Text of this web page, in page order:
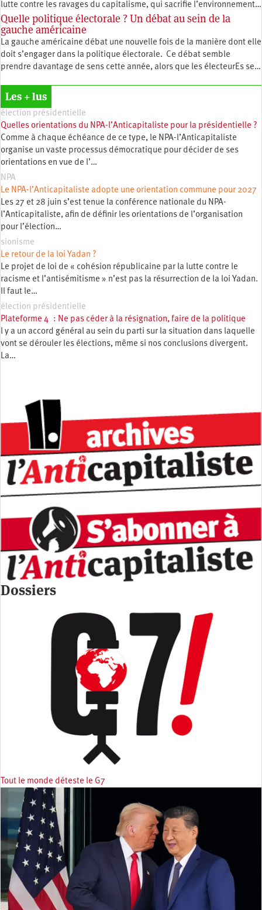
lutte contre les ravages du capitalisme, qui sacrifie l’environnement…
Quelle politique électorale ? Un débat au sein de la
gauche américaine
La gauche américaine débat une nouvelle fois de la manière dont elle
doit s’engager dans la politique électorale. Ce débat semble
prendre davantage de sens cette année, alors que les électeurEs se…
Les + lus
élection présidentielle
Quelles orientations du NPA-l’Anticapitaliste pour la présidentielle ?
Comme à chaque échéance de ce type, le NPA-l’Anticapitaliste
organise un vaste processus démocratique pour décider de ses
orientations en vue de l’…
NPA
Le NPA-l’Anticapitaliste adopte une orientation commune pour 2027
Les 27 et 28 juin s’est tenue la conférence nationale du NPA-
l’Anticapitaliste, afin de définir les orientations de l’organisation
pour l’élection…
sionisme
Le retour de la loi Yadan ?
Le projet de loi de « cohésion républicaine par la lutte contre le
racisme et l’antisémitisme » n’est pas la résurrection de la loi Yadan.
Il faut le…
élection présidentielle
Plateforme 4 : Ne pas céder à la résignation, faire de la politique
l y a un accord général au sein du parti sur la situation dans laquelle
vont se dérouler les élections, même si nos conclusions divergent.
La…
Dossiers
Tout le monde déteste le G7